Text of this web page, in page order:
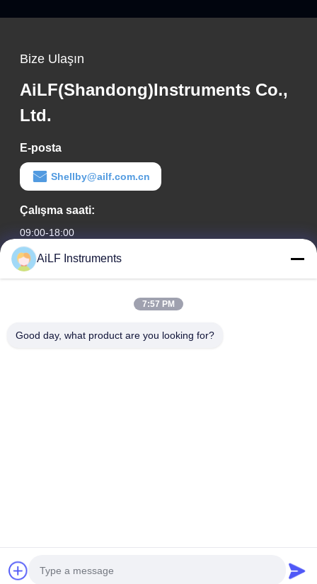
Bize Ulaşın
AiLF(Shandong)Instruments Co.,
Ltd.
E-posta
Shellby@ailf.com.cn
Çalışma saati:
09:00-18:00
Adresimiz
Liaoning Oteli Ofis Binası, Oda 603, Xicheng Bölgesi, Pekin,
Gizlilik Politikası
AiLF Instruments
7:57 PM
Good day, what product are you looking for?